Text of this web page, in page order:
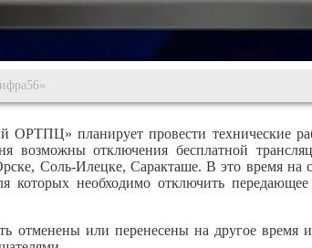
ОРТПЦ» планирует провести технические
отключения бесплатной
Соль-Илецке, Саракташе. В это время на
которых необходимо отключить
отменены или перенесены на другое время